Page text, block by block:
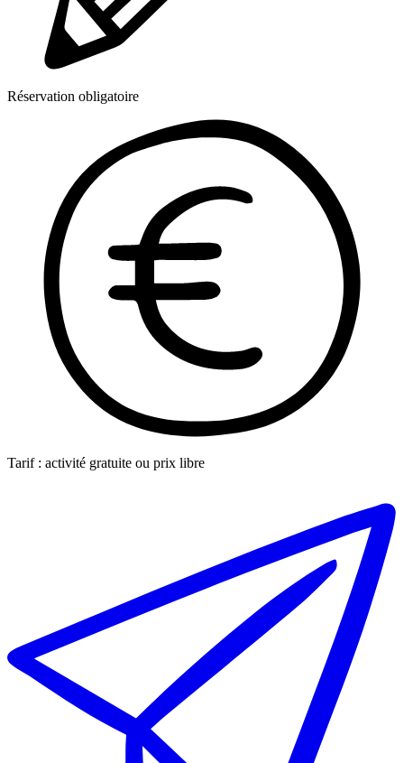
Réservation obligatoire
Tarif : activité gratuite ou prix libre